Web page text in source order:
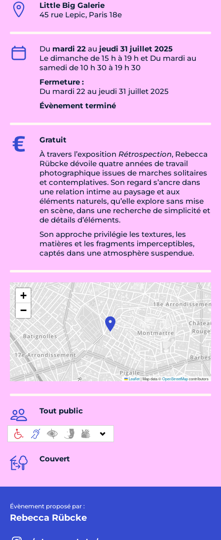
Little Big Galerie
45 rue Lepic, Paris 18e
Du mardi 22 au jeudi 31 juillet 2025
Le dimanche de 15 h à 19 h et Du mardi au
samedi de 10 h 30 à 19 h 30
Fermeture :
Du mardi 22 au jeudi 31 juillet 2025
Évènement terminé
Gratuit
À travers l’exposition Rétrospection, Rebecca
Rübcke dévoile quatre années de travail
photographique issues de marches solitaires
et contemplatives. Son regard s’ancre dans
une relation intime au paysage et aux
éléments naturels, qu’elle explore sans mise
en scène, dans une recherche de simplicité et
de détails d’éléments.
Son approche privilégie les textures, les
matières et les fragments imperceptibles,
captés dans une atmosphère suspendue.
+
−
Leaflet|Map data ©OpenStreetMapcontributors
Tout public
Couvert
Évènement proposé par :
Rebecca Rübcke